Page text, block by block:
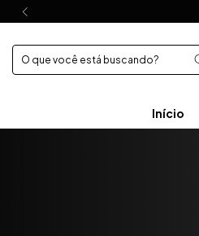
Início